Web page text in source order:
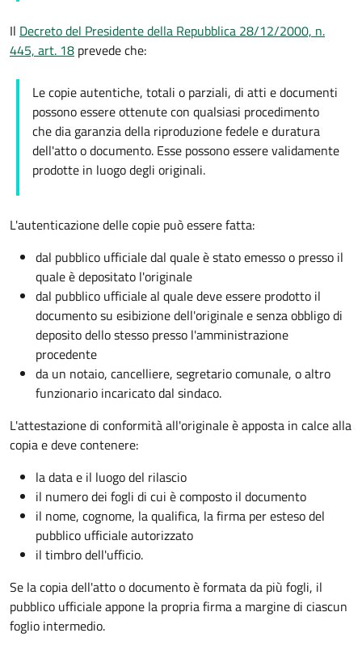
Il Decreto del Presidente della Repubblica 28/12/2000, n.
445, art. 18 prevede che:
Le copie autentiche, totali o parziali, di atti e documenti
possono essere ottenute con qualsiasi procedimento
che dia garanzia della riproduzione fedele e duratura
dell'atto o documento. Esse possono essere validamente
prodotte in luogo degli originali.
L'autenticazione delle copie può essere fatta:
dal pubblico ufficiale dal quale è stato emesso o presso il
quale è depositato l'originale
dal pubblico ufficiale al quale deve essere prodotto il
documento su esibizione dell'originale e senza obbligo di
deposito dello stesso presso l'amministrazione
procedente
da un notaio, cancelliere, segretario comunale, o altro
funzionario incaricato dal sindaco.
L'attestazione di conformità all'originale è apposta in calce alla
copia e deve contenere:
la data e il luogo del rilascio
il numero dei fogli di cui è composto il documento
il nome, cognome, la qualifica, la firma per esteso del
pubblico ufficiale autorizzato
il timbro dell'ufficio.
Se la copia dell'atto o documento è formata da più fogli, il
pubblico ufficiale appone la propria firma a margine di ciascun
foglio intermedio.